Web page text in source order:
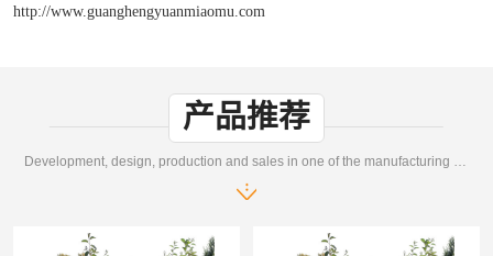
http://www.guanghengyuanmiaomu.com
产品推荐